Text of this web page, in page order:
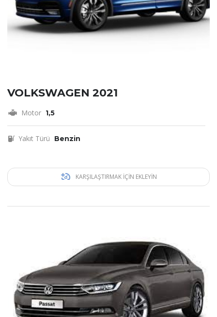
VOLKSWAGEN 2021
Motor 1,5
Yakıt Türü Benzin
KARŞILAŞTIRMAK IÇIN EKLEYIN